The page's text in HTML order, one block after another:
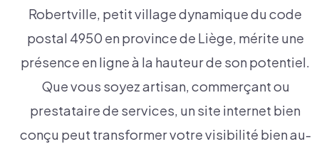
Robertville, petit village dynamique du code
postal 4950 en province de Liège, mérite une
présence en ligne à la hauteur de son potentiel.
Que vous soyez artisan, commerçant ou
prestataire de services, un site internet bien
conçu peut transformer votre visibilité bien au-